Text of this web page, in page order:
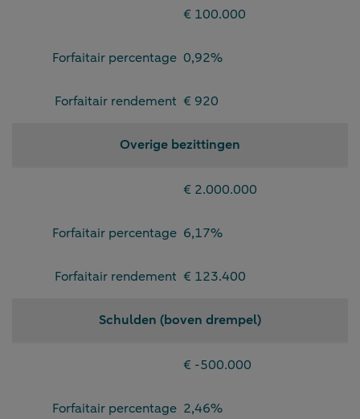
€ 100.000
Forfaitair percentage 0,92%
Forfaitair rendement € 920
Overige bezittingen
€ 2.000.000
Forfaitair percentage 6,17%
Forfaitair rendement € 123.400
Schulden (boven drempel)
€ -500.000
Forfaitair percentage 2,46%